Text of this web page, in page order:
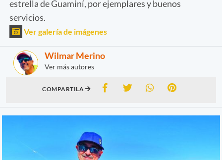
estrella de Guaminí, por ejemplares y buenos
servicios.
Ver galería de imágenes
Wilmar Merino
Ver más autores
COMPARTILA